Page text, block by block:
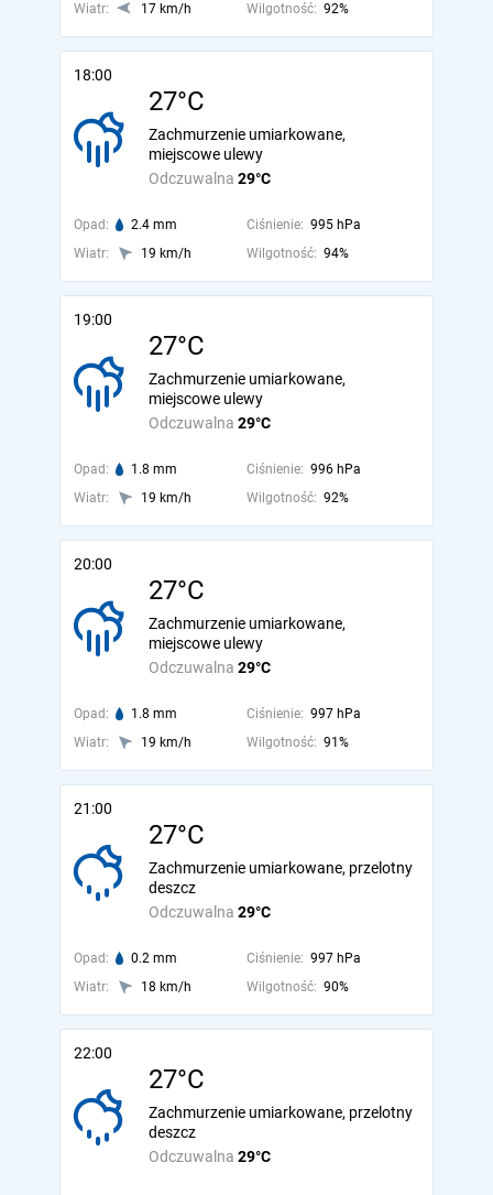
Wiatr:
17 km/h Wilgotność: 92%
18:00
27°C
Odczuwalna 29°C
Zachmurzenie umiarkowane,
miejscowe ulewy
Opad: 2.4 mm Ciśnienie: 995 hPa
Wiatr:
19 km/h Wilgotność: 94%
19:00
27°C
Odczuwalna 29°C
Zachmurzenie umiarkowane,
miejscowe ulewy
Opad: 1.8 mm Ciśnienie: 996 hPa
Wiatr:
19 km/h Wilgotność: 92%
20:00
27°C
Odczuwalna 29°C
Zachmurzenie umiarkowane,
miejscowe ulewy
Opad: 1.8 mm Ciśnienie: 997 hPa
Wiatr:
19 km/h Wilgotność: 91%
21:00
27°C
Odczuwalna 29°C
Zachmurzenie umiarkowane, przelotny
deszcz
Opad: 0.2 mm Ciśnienie: 997 hPa
Wiatr:
18 km/h Wilgotność: 90%
22:00
27°C
Odczuwalna 29°C
Zachmurzenie umiarkowane, przelotny
deszcz